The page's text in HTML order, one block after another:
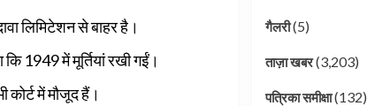
लिमिटेशन से बाहर है।
1949 में मूर्तियां रखी गईं।
में मौजूद हैं।
गैलरी(5)
ताज़ा खबर(3,203)
पत्रिका समीक्षा(132)